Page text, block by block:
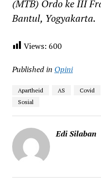
(MTB) Ordo ke III
Bantul, Yogyakarta.
Views: 600
Published in Opini
Apartheid AS Covid
Sosial
Edi Silaban